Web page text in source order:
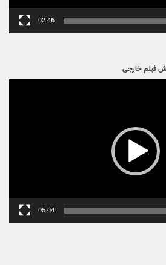
02:46
فیلم خارجی
05:04